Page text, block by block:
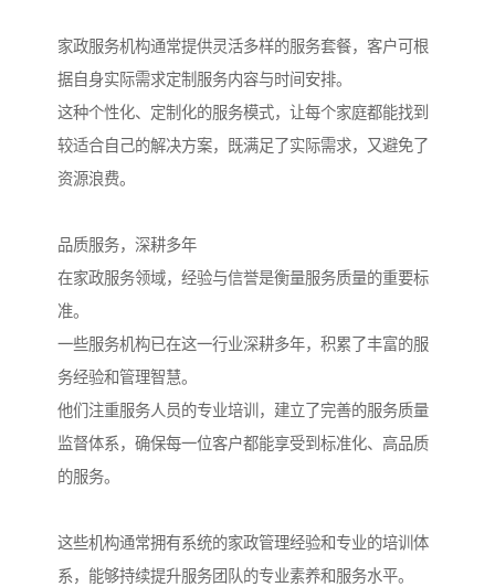
家政服务机构通常提供灵活多样的服务套餐，客户可根
据自身实际需求定制服务内容与时间安排。
这种个性化、定制化的服务模式，让每个家庭都能找到
较适合自己的解决方案，既满足了实际需求，又避免了
资源浪费。
品质服务，深耕多年
在家政服务领域，经验与信誉是衡量服务质量的重要标
准。
一些服务机构已在这一行业深耕多年，积累了丰富的服
务经验和管理智慧。
他们注重服务人员的专业培训，建立了完善的服务质量
监督体系，确保每一位客户都能享受到标准化、高品质
的服务。
这些机构通常拥有系统的家政管理经验和专业的培训体
系，能够持续提升服务团队的专业素养和服务水平。